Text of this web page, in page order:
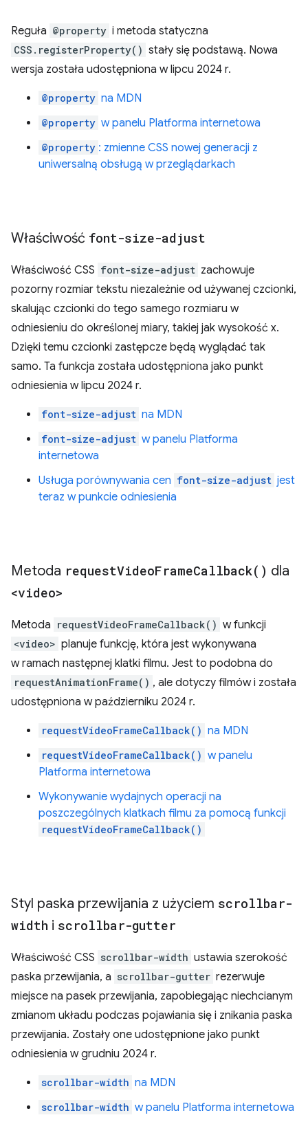
Reguła @property i metoda statyczna
CSS.registerProperty() stały się podstawą. Nowa
wersja została udostępniona w lipcu 2024 r.
@property na MDN
@property w panelu Platforma internetowa
@property : zmienne CSS nowej generacji z
uniwersalną obsługą w przeglądarkach
Właściwość font-size-adjust
Właściwość CSS font-size-adjust zachowuje
pozorny rozmiar tekstu niezależnie od używanej czcionki,
skalując czcionki do tego samego rozmiaru w
odniesieniu do określonej miary, takiej jak wysokość x.
Dzięki temu czcionki zastępcze będą wyglądać tak
samo. Ta funkcja została udostępniona jako punkt
odniesienia w lipcu 2024 r.
font-size-adjust na MDN
font-size-adjust w panelu Platforma
internetowa
Usługa porównywania cen font-size-adjust jest
teraz w punkcie odniesienia
Metoda requestVideoFrameCallback( ) dla
<video>
Metoda requestVideoFrameCallback() w funkcji
<video> planuje funkcję, która jest wykonywana
w ramach następnej klatki filmu. Jest to podobna do
requestAnimationFrame() , ale dotyczy filmów i została
udostępniona w październiku 2024 r.
requestVideoFrameCallback() na MDN
requestVideoFrameCallback() w panelu
Platforma internetowa
Wykonywanie wydajnych operacji na
poszczególnych klatkach filmu za pomocą funkcji
requestVideoFrameCallback()
Styl paska przewijania z użyciem scrollbar-
width i scrollbar-gutter
Właściwość CSS scrollbar-width ustawia szerokość
paska przewijania, a scrollbar-gutter rezerwuje
miejsce na pasek przewijania, zapobiegając niechcianym
zmianom układu podczas pojawiania się i znikania paska
przewijania. Zostały one udostępnione jako punkt
odniesienia w grudniu 2024 r.
scrollbar-width na MDN
scrollbar-width w panelu Platforma internetowa